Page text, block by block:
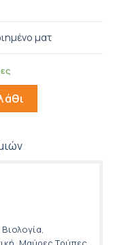
ματ
Βιολογία,